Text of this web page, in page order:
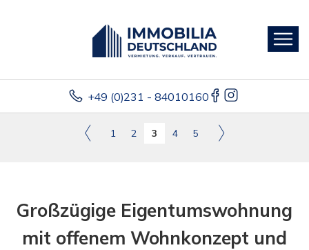
+49 (0)231 - 84010160
1 2 3 4 5
Großzügige Eigentumswohnung
mit offenem Wohnkonzept und